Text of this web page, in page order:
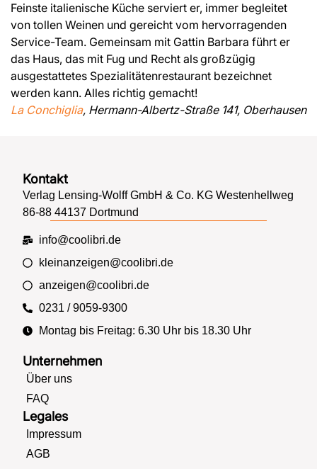
Feinste italienische Küche serviert er, immer begleitet
von tollen Weinen und gereicht vom hervorragenden
Service-Team. Gemeinsam mit Gattin Barbara führt er
das Haus, das mit Fug und Recht als großzügig
ausgestattetes Spezialitätenrestaurant bezeichnet
werden kann. Alles richtig gemacht!
La Conchiglia, Hermann-Albertz-Straße 141, Oberhausen
Unternehmen
Über uns
FAQ
Legales
Impressum
AGB
Kontakt
Verlag Lensing-Wolff GmbH & Co. KG Westenhellweg
86-88 44137 Dortmund
info@coolibri.de
kleinanzeigen@coolibri.de
anzeigen@coolibri.de
0231 / 9059-9300
Montag bis Freitag: 6.30 Uhr bis 18.30 Uhr